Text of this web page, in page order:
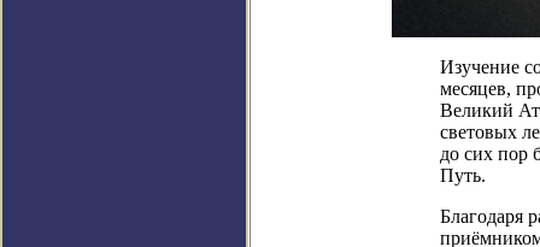
Изучение
месяцев,
Великий
световых
до сих пор
Путь.
Благодаря